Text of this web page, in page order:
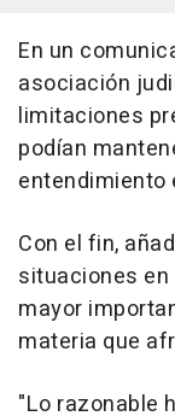
En un
asociación
limitaciones
podían
entendimiento
Con el fin,
situaciones
mayor
materia que
"Lo razonable